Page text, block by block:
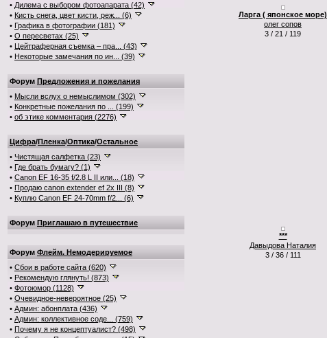
• Дилема с выбором фотоапарата (42)
• Кисть снега, цвет кисти, реж... (6)
• Графика в фотографии (181)
• О пересветах (25)
• Цейтраферная съемка – пра... (43)
• Некоторые замечания по ин... (39)
Форум Предложения и пожелания
• Мысли вслух о немыслимом (302)
• Конкретные пожелания по ... (199)
• об этике комментария (2276)
Цифра/Пленка/Оптика/Остальное
• Чистящая салфетка (23)
• Где брать бумагу? (1)
• Canon EF 16-35 f/2.8 L II или... (18)
• Продаю canon extender ef 2x III (8)
• Куплю Canon EF 24-70mm f/2... (6)
Форум Приглашаю в путешествие
Форум Флейм. Немодерируемое
• Сбои в работе сайта (620)
• Рекомендую глянуть! (873)
• Фотоюмор (1128)
• Очевидное-невероятное (25)
• Админ: абонплата (436)
• Админ: коллективное соде... (759)
• Почему я не концептуалист? (498)
Ларга ( японское море)
олег сопов
3 / 21 / 119
***
Давыдова Наталия
3 / 36 / 111